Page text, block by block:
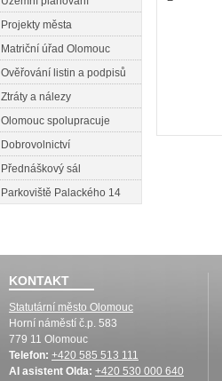
Projekty města
Matriční úřad Olomouc
Ověřování listin a podpisů
Ztráty a nálezy
Olomouc spolupracuje
Dobrovolnictví
Přednáškový sál
Parkoviště Palackého 14
KONTAKT
Statutární město Olomouc
Horní náměstí č.p. 583
779 11 Olomouc
Telefon: +420 585 513 111
AI asistent Olda: +420 530 000 640